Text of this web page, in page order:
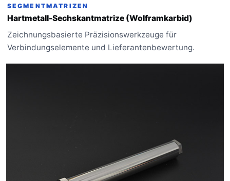
SEGMENTMATRIZEN
Hartmetall-Sechskantmatrize (Wolframkarbid)
Zeichnungsbasierte Präzisionswerkzeuge für
Verbindungselemente und Lieferantenbewertung.